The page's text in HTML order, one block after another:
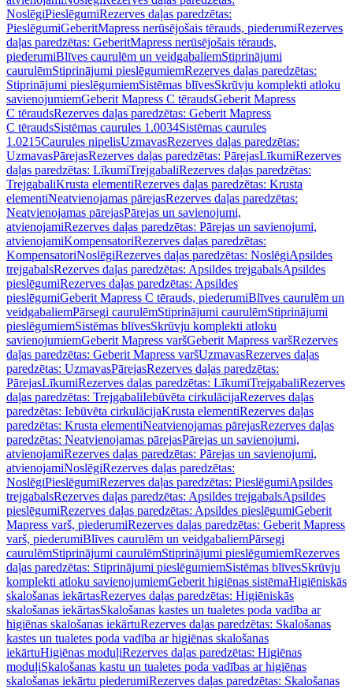
NoslēgiPieslēgumiRezerves daļas paredzētas:
PieslēgumiGeberitMapress nerūsējošais tērauds, piederumiRezerves
daļas paredzētas: GeberitMapress nerūsējošais tērauds,
piederumiBlīves caurulēm un veidgabaliemStiprinājumi
caurulēmStiprinājumi pieslēgumiemRezerves daļas paredzētas:
Stiprinājumi pieslēgumiemSistēmas blīvesSkrūvju komplekti atloku
savienojumiemGeberit Mapress C tēraudsGeberit Mapress
C tēraudsRezerves daļas paredzētas: Geberit Mapress
C tēraudsSistēmas caurules 1.0034Sistēmas caurules
1.0215Caurules nipelisUzmavasRezerves daļas paredzētas:
UzmavasPārejasRezerves daļas paredzētas: PārejasLīkumiRezerves
daļas paredzētas: LīkumiTrejgabaliRezerves daļas paredzētas:
TrejgabaliKrusta elementiRezerves daļas paredzētas: Krusta
elementiNeatvienojamas pārejasRezerves daļas paredzētas:
Neatvienojamas pārejasPārejas un savienojumi,
atvienojamiRezerves daļas paredzētas: Pārejas un savienojumi,
atvienojamiKompensatoriRezerves daļas paredzētas:
KompensatoriNoslēgiRezerves daļas paredzētas: NoslēgiApsildes
trejgabalsRezerves daļas paredzētas: Apsildes trejgabalsApsildes
pieslēgumiRezerves daļas paredzētas: Apsildes
pieslēgumiGeberit Mapress C tērauds, piederumiBlīves caurulēm un
veidgabaliemPārsegi caurulēmStiprinājumi caurulēmStiprinājumi
pieslēgumiemSistēmas blīvesSkrūvju komplekti atloku
savienojumiemGeberit Mapress varšGeberit Mapress varšRezerves
daļas paredzētas: Geberit Mapress varšUzmavasRezerves daļas
paredzētas: UzmavasPārejasRezerves daļas paredzētas:
PārejasLīkumiRezerves daļas paredzētas: LīkumiTrejgabaliRezerves
daļas paredzētas: TrejgabaliIebūvēta cirkulācijaRezerves daļas
paredzētas: Iebūvēta cirkulācijaKrusta elementiRezerves daļas
paredzētas: Krusta elementiNeatvienojamas pārejasRezerves daļas
paredzētas: Neatvienojamas pārejasPārejas un savienojumi,
atvienojamiRezerves daļas paredzētas: Pārejas un savienojumi,
atvienojamiNoslēgiRezerves daļas paredzētas:
NoslēgiPieslēgumiRezerves daļas paredzētas: PieslēgumiApsildes
trejgabalsRezerves daļas paredzētas: Apsildes trejgabalsApsildes
pieslēgumiRezerves daļas paredzētas: Apsildes pieslēgumiGeberit
Mapress varš, piederumiRezerves daļas paredzētas: Geberit Mapress
varš, piederumiBlīves caurulēm un veidgabaliemPārsegi
caurulēmStiprinājumi caurulēmStiprinājumi pieslēgumiemRezerves
daļas paredzētas: Stiprinājumi pieslēgumiemSistēmas blīvesSkrūvju
komplekti atloku savienojumiemGeberit higiēnas sistēmaHigiēniskās
skalošanas iekārtasRezerves daļas paredzētas: Higiēniskās
skalošanas iekārtasSkalošanas kastes un tualetes poda vadība ar
higiēnas skalošanas iekārtuRezerves daļas paredzētas: Skalošanas
kastes un tualetes poda vadība ar higiēnas skalošanas
iekārtuHigiēnas moduļiRezerves daļas paredzētas: Higiēnas
moduļiSkalošanas kastu un tualetes poda vadības ar higiēnas
skalošanas iekārtu piederumiRezerves daļas paredzētas: Skalošanas